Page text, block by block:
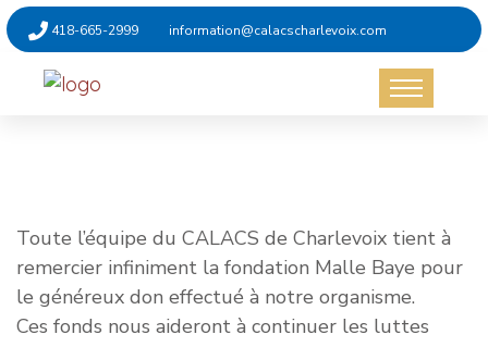
418-665-2999 information@calacscharlevoix.com
Non catégorisé
Toute l’équipe du CALACS de Charlevoix tient à
remercier infiniment la fondation Malle Baye pour
le généreux don effectué à notre organisme.
Ces fonds nous aideront à continuer les luttes